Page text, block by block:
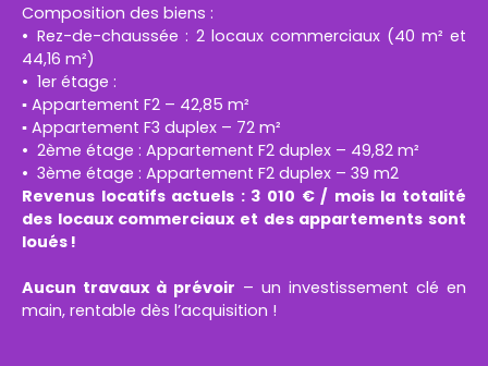
Composition des biens :
Rez-de-chaussée : 2 locaux commerciaux (40 m² et
44,16 m²)
1er étage :
▪ Appartement F2 – 42,85 m²
▪ Appartement F3 duplex – 72 m²
2ème étage : Appartement F2 duplex – 49,82 m²
3ème étage : Appartement F2 duplex – 39 m2
Revenus locatifs actuels : 3 010 € / mois la totalité
des locaux commerciaux et des appartements sont
loués !
Aucun travaux à prévoir – un investissement clé en
main, rentable dès l’acquisition !